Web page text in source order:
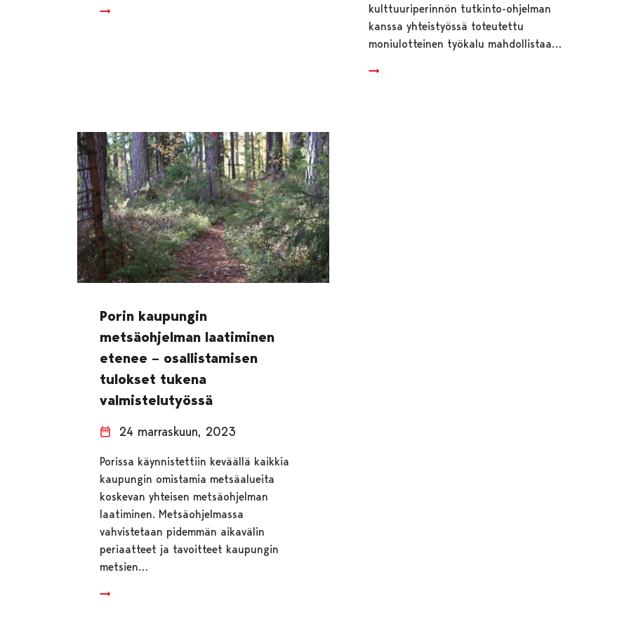
kulttuuriperinnön tutkinto-ohjelman
kanssa yhteistyössä toteutettu
moniulotteinen työkalu mahdollistaa…
Porin kaupungin
metsäohjelman laatiminen
etenee – osallistamisen
tulokset tukena
valmistelutyössä
24 marraskuun, 2023
Porissa käynnistettiin keväällä kaikkia
kaupungin omistamia metsäalueita
koskevan yhteisen metsäohjelman
laatiminen. Metsäohjelmassa
vahvistetaan pidemmän aikavälin
periaatteet ja tavoitteet kaupungin
metsien…